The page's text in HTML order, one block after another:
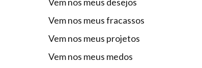
Vem nos meus fracassos
Vem nos meus projetos
Vem nos meus medos